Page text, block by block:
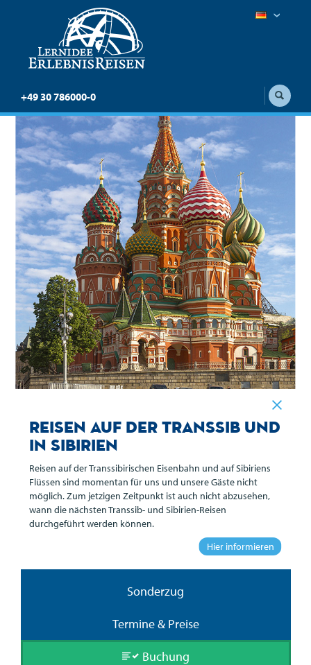
+49 30 786000-0
Zarengold: Ulaan Baatar
– St. Petersburg
Sonderzugreise Zarengold auf der
Transsibirischen Eisenbahn von Ulaan Baatar
nach St. Petersburg
Übersicht
Reiseverlauf
Sonderzug
Termine & Preise
Buchung
Reisen auf der Transsib und
in Sibirien
Reisen auf der Transsibirischen Eisenbahn und auf Sibiriens
Flüssen sind momentan für uns und unsere Gäste nicht
möglich. Zum jetzigen Zeitpunkt ist auch nicht abzusehen,
wann die nächsten Transsib- und Sibirien-Reisen
durchgeführt werden können.
Hier informieren